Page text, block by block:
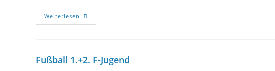
Weiterlesen
Fußball 1.+2. F-Jugend